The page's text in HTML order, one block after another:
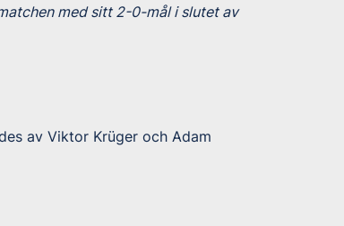
med sitt 2-0-mål i slutet av
av Viktor Krüger och Adam